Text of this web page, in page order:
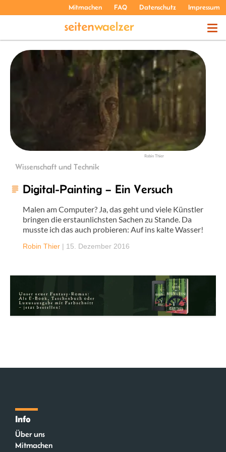
Mitmachen FAQ Datenschutz Impressum
THEMEN
PODCASTS
ÜBER UNS
Robin Thier
Wissenschaft und Technik
Digital-Painting – Ein Versuch
Malen am Computer? Ja, das geht und viele Künstler
bringen die erstaunlichsten Sachen zu Stande. Da
musste ich das auch probieren: Auf ins kalte Wasser!
Robin Thier | 15. Dezember 2016
Info
Über uns
Mitmachen